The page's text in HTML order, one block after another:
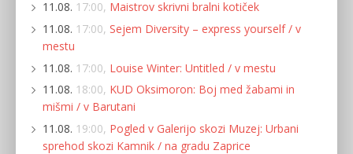
11.08. 17:00, Maistrov skrivni bralni kotiček
11.08. 17:00, Sejem Diversity – express yourself / v
mestu
11.08. 17:00, Louise Winter: Untitled / v mestu
11.08. 18:00, KUD Oksimoron: Boj med žabami in
mišmi / v Barutani
11.08. 19:00, Pogled v Galerijo skozi Muzej: Urbani
sprehod skozi Kamnik / na gradu Zaprice